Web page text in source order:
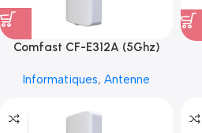
Comfast CF-E312A (5Ghz)
Informatiques, Antenne